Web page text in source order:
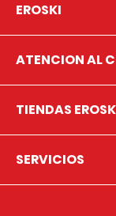
EROSKI
ATENCION AL
TIENDAS
SERVICIOS